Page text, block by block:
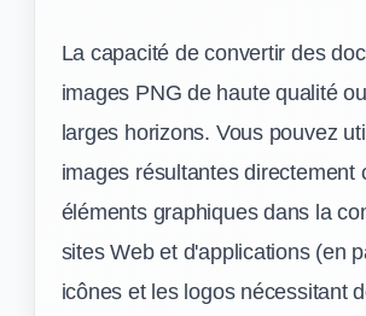
La capacité de convertir des
images PNG de haute qualité
larges horizons. Vous pouvez
images résultantes directement
éléments graphiques dans la
sites Web et d'applications (en
icônes et les logos nécessitant